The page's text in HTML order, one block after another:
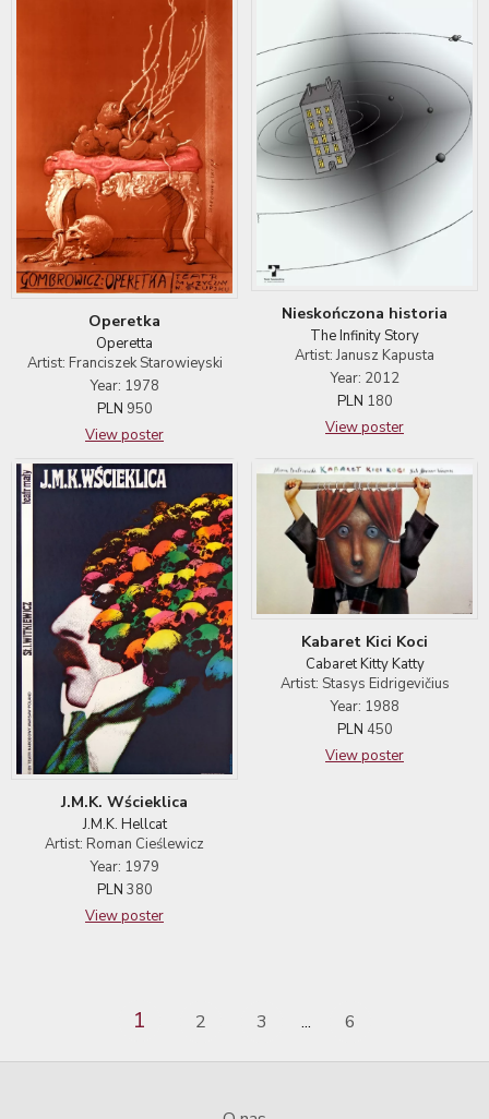
Operetka
Operetta
Artist: Franciszek Starowieyski
Year: 1978
PLN 950
View poster
Nieskończona historia
The Infinity Story
Artist: Janusz Kapusta
Year: 2012
PLN 180
View poster
J.M.K. Wścieklica
J.M.K. Hellcat
Artist: Roman Cieślewicz
Year: 1979
PLN 380
View poster
Kabaret Kici Koci
Cabaret Kitty Katty
Artist: Stasys Eidrigevičius
Year: 1988
PLN 450
View poster
1 2 3 ... 6